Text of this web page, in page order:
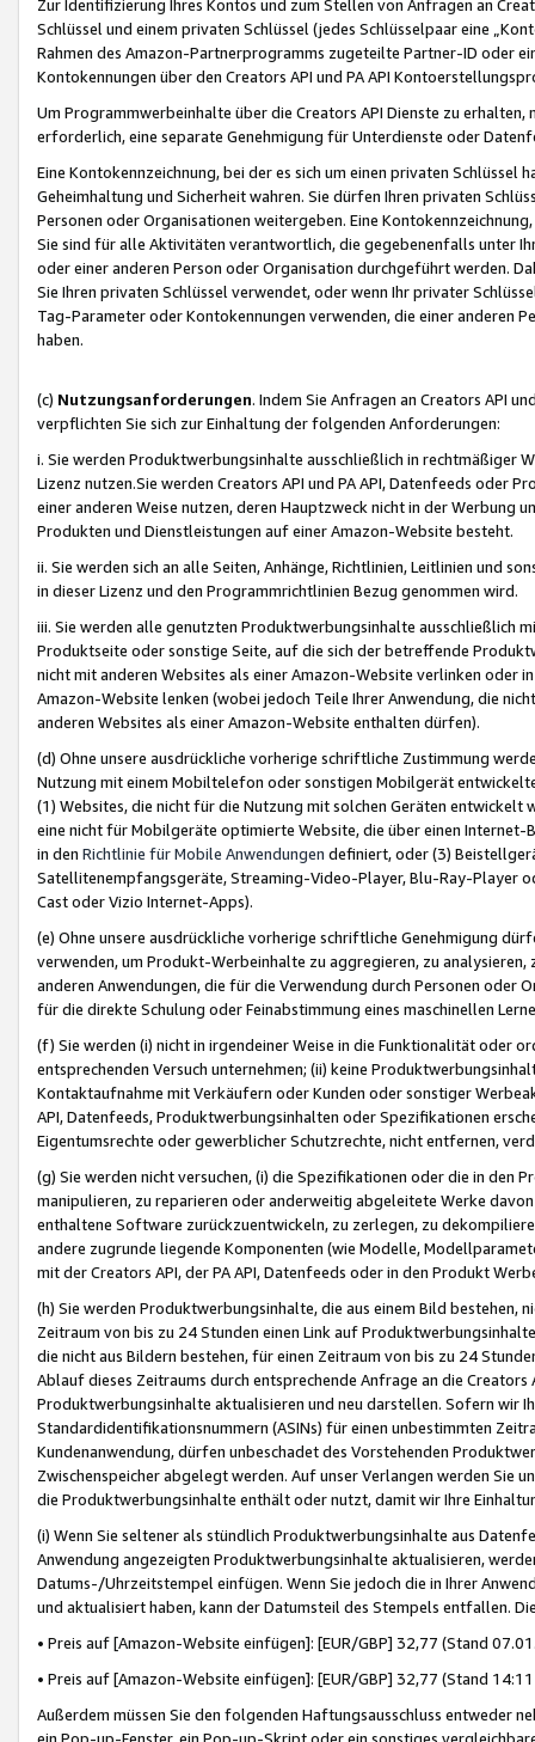
Zur Identifizierung Ihres Kontos und zum Stellen von Anfragen an
Schlüssel und einem privaten Schlüssel (jedes Schlüsselpaar eine
Rahmen des Amazon-Partnerprogramms zugeteilte Partner-ID oder
Kontokennungen über den Creators API und PA API
Um Programmwerbeinhalte über die Creators API Dienste zu
erforderlich, eine separate Genehmigung für Unterdienste oder
Eine Kontokennzeichnung, bei der es sich um einen privaten
Geheimhaltung und Sicherheit wahren. Sie dürfen Ihren privaten
Personen oder Organisationen weitergeben. Eine
Sie sind für alle Aktivitäten verantwortlich, die gegebenenfalls unter
oder einer anderen Person oder Organisation durchgeführt werden.
Sie Ihren privaten Schlüssel verwendet, oder wenn Ihr privater
Tag-Parameter oder Kontokennungen verwenden, die einer anderen
haben.
(c) Nutzungsanforderungen. Indem Sie Anfragen an Creators API
verpflichten Sie sich zur Einhaltung der folgenden Anforderungen:
i. Sie werden Produktwerbungsinhalte ausschließlich in rechtmäßiger
Lizenz nutzen.Sie werden Creators API und PA API, Datenfeeds oder
einer anderen Weise nutzen, deren Hauptzweck nicht in der Werbung
Produkten und Dienstleistungen auf einer Amazon-Website besteht.
ii. Sie werden sich an alle Seiten, Anhänge, Richtlinien, Leitlinien und
in dieser Lizenz und den Programmrichtlinien Bezug genommen wird.
iii. Sie werden alle genutzten Produktwerbungsinhalte ausschließlich
Produktseite oder sonstige Seite, auf die sich der betreffende
nicht mit anderen Websites als einer Amazon-Website verlinken oder
Amazon-Website lenken (wobei jedoch Teile Ihrer Anwendung, die
anderen Websites als einer Amazon-Website enthalten dürfen).
(d) Ohne unsere ausdrückliche vorherige schriftliche Zustimmung
Nutzung mit einem Mobiltelefon oder sonstigen Mobilgerät
(1) Websites, die nicht für die Nutzung mit solchen Geräten
eine nicht für Mobilgeräte optimierte Website, die über einen
in den Richtlinie für Mobile Anwendungen definiert, oder (3)
Satellitenempfangsgeräte, Streaming-Video-Player, Blu-Ray-Player
Cast oder Vizio Internet-Apps).
(e) Ohne unsere ausdrückliche vorherige schriftliche Genehmigung
verwenden, um Produkt-Werbeinhalte zu aggregieren, zu
anderen Anwendungen, die für die Verwendung durch Personen
für die direkte Schulung oder Feinabstimmung eines maschinellen
(f) Sie werden (i) nicht in irgendeiner Weise in die Funktionalität oder
entsprechenden Versuch unternehmen; (ii) keine
Kontaktaufnahme mit Verkäufern oder Kunden oder sonstiger
API, Datenfeeds, Produktwerbungsinhalten oder Spezifikationen
Eigentumsrechte oder gewerblicher Schutzrechte, nicht entfernen,
(g) Sie werden nicht versuchen, (i) die Spezifikationen oder die in
manipulieren, zu reparieren oder anderweitig abgeleitete Werke
enthaltene Software zurückzuentwickeln, zu zerlegen, zu
andere zugrunde liegende Komponenten (wie Modelle,
mit der Creators API, der PA API, Datenfeeds oder in den Produkt
(h) Sie werden Produktwerbungsinhalte, die aus einem Bild bestehen,
Zeitraum von bis zu 24 Stunden einen Link auf
die nicht aus Bildern bestehen, für einen Zeitraum von bis zu 24
Ablauf dieses Zeitraums durch entsprechende Anfrage an die
Produktwerbungsinhalte aktualisieren und neu darstellen. Sofern wir
Standardidentifikationsnummern (ASINs) für einen unbestimmten
Kundenanwendung, dürfen unbeschadet des Vorstehenden
Zwischenspeicher abgelegt werden. Auf unser Verlangen werden Sie
die Produktwerbungsinhalte enthält oder nutzt, damit wir Ihre
(i) Wenn Sie seltener als stündlich Produktwerbungsinhalte aus
Anwendung angezeigten Produktwerbungsinhalte aktualisieren,
Datums-/Uhrzeitstempel einfügen. Wenn Sie jedoch die in Ihrer
und aktualisiert haben, kann der Datumsteil des Stempels entfallen.
• Preis auf [Amazon-Website einfügen]: [EUR/GBP] 32,77 (Stand
• Preis auf [Amazon-Website einfügen]: [EUR/GBP] 32,77 (Stand
Außerdem müssen Sie den folgenden Haftungsausschluss entweder
ein Pop-up-Fenster, ein Pop-up-Skript oder ein sonstiges